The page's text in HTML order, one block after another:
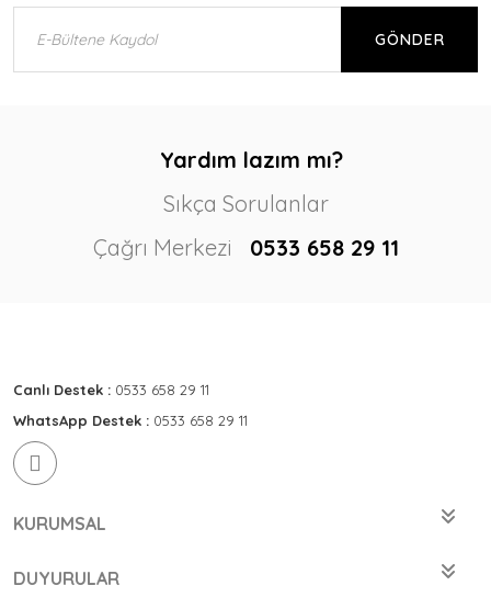
GÖNDER
Yardım lazım mı?
Sıkça Sorulanlar
Çağrı Merkezi
0533 658 29 11
Canlı Destek : 0533 658 29 11
WhatsApp Destek : 0533 658 29 11
KURUMSAL
DUYURULAR